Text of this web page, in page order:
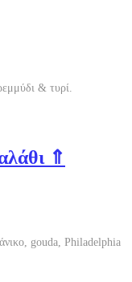
& τυρί.
⇑
gouda, Philadelphia